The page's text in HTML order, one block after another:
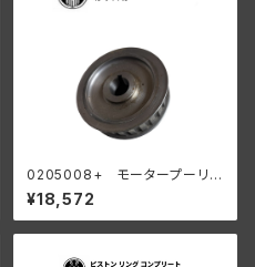
0205008+ モータープーリー
24T ベルトドライブ用 45" サイ
ドカー
¥18,572